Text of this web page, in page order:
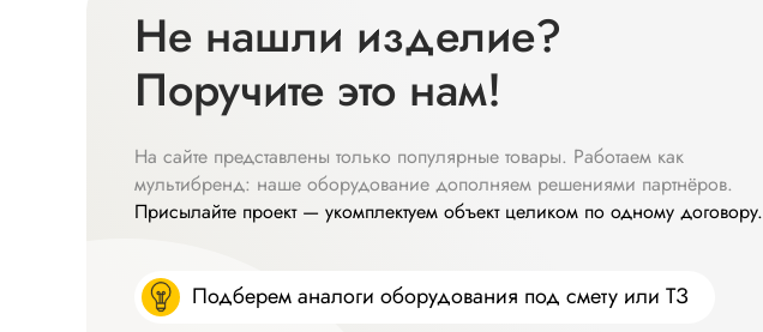
Не нашли изделие?
Поручите это нам!
На сайте представлены только популярные товары. Работаем как
мультибренд: наше оборудование дополняем решениями партнёров.
Присылайте проект — укомплектуем объект целиком по одному договору.
Подберем аналоги оборудования под смету или ТЗ